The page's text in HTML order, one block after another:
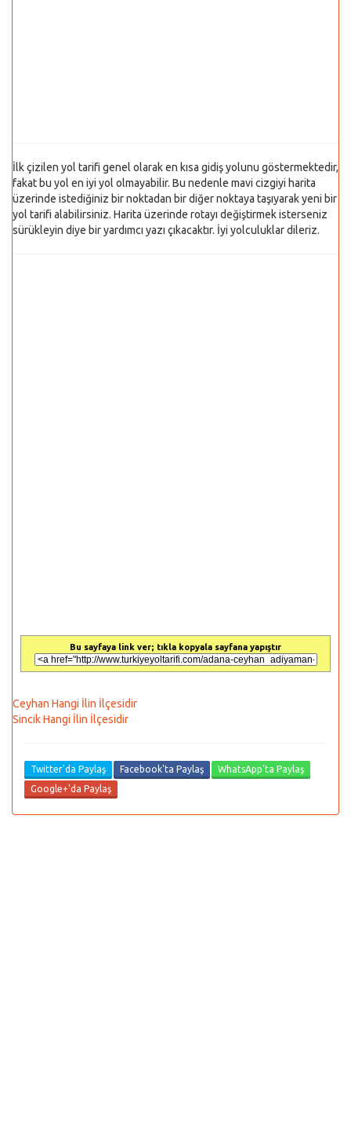
İlk çizilen yol tarifi genel olarak en kısa gidiş yolunu göstermektedir,
fakat bu yol en iyi yol olmayabilir. Bu nedenle mavi cizgiyi harita
üzerinde istediğiniz bir noktadan bir diğer noktaya taşıyarak yeni bir
yol tarifi alabilirsiniz. Harita üzerinde rotayı değiştirmek isterseniz
sürükleyin diye bir yardımcı yazı çıkacaktır. İyi yolculuklar dileriz.
Bu sayfaya link ver; tıkla kopyala sayfana yapıştır
Ceyhan Hangi İlin İlçesidir
Sincik Hangi İlin İlçesidir
Twitter'da Paylaş Facebook'ta Paylaş
WhatsApp'ta Paylaş
Google+'da Paylaş